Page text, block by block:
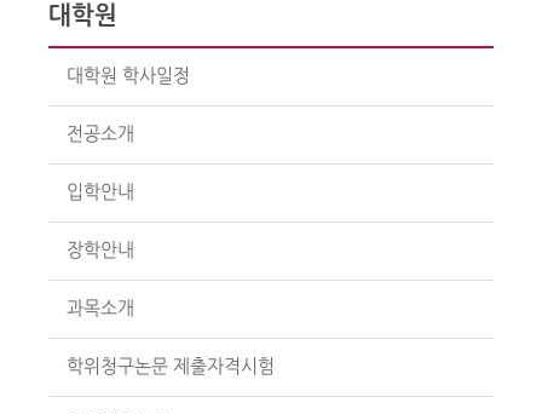
대학원
대학원 학사일정
전공소개
입학안내
장학안내
과목소개
학위청구논문 제출자격시험